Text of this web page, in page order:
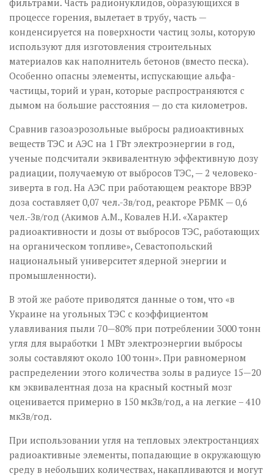
процессе горения, вылетает в трубу, часть —
конденсируется на поверхности частиц золы, которую
используют для изготовления строительных
материалов как наполнитель бетонов (вместо песка).
Особенно опасны элементы, испускающие альфа-
частицы, торий и уран, которые распространяются с
дымом на большие расстояния — до ста километров.
Сравнив газоаэрозольные выбросы радиоактивных
веществ ТЭС и АЭС на 1 ГВт электроэнергии в год,
ученые подсчитали эквивалентную эффективную дозу
радиации, получаемую от выбросов ТЭС, — 2 человеко-
зиверта в год. На АЭС при работающем реакторе ВВЭР
доза составляет 0,07 чел.-Зв/год, реакторе РБМК — 0,6
чел.-Зв/год (Акимов А.М., Ковалев Н.И. «Характер
радиоактивности и дозы от выбросов ТЭС, работающих
на органическом топливе», Севастопольский
национальный университет ядерной энергии и
промышленности).
В этой же работе приводятся данные о том, что «в
Украине на угольных ТЭС с коэффициентом
улавливания пыли 70—80% при потреблении 3000 тонн
угля для выработки 1 МВт электроэнергии выбросы
золы составляют около 100 тонн». При равномерном
распределении этого количества золы в радиусе 15—20
км эквивалентная доза на красный костный мозг
оценивается примерно в 150 мкЗв/год, а на легкие – 410
мкЗв/год.
При использовании угля на тепловых электростанциях
радиоактивные элементы, попадающие в окружающую
среду в небольших количествах, накапливаются и могут